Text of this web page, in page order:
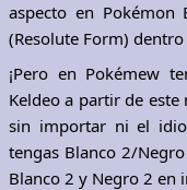
aspecto en
(Resolute Form)
¡Pero en Pokémew
Keldeo a partir de
sin importar ni el
tengas Blanco 2/
Blanco 2 y Negro 2 en